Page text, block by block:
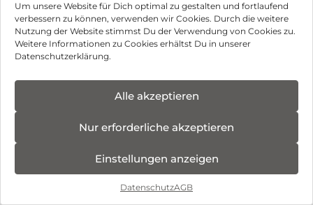
Um unsere Website für Dich optimal zu gestalten und fortlaufend
verbessern zu können, verwenden wir Cookies. Durch die weitere
Nutzung der Website stimmst Du der Verwendung von Cookies zu.
Weitere Informationen zu Cookies erhältst Du in unserer
Datenschutzerklärung.
Alle akzeptieren
Nur erforderliche akzeptieren
Einstellungen anzeigen
DatenschutzAGB
Denim
inkl. MwSt.
Black
inkl. MwSt.
Apple iPhone 16
Pro Silicone Case
MagSafe Black
54,90€
Apple iPhone 16
MagSafe Stone
41,90€
Silicone Case
MagSafe Lake
54,90€
Apple iPhone 16
Pro Max Clear
Case MagSafe
Transparent
29,90€
Können wir Dir behilflich sein?